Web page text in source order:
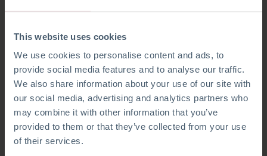
This website uses cookies
We use cookies to personalise content and ads, to
provide social media features and to analyse our traffic.
We also share information about your use of our site with
our social media, advertising and analytics partners who
may combine it with other information that you’ve
provided to them or that they’ve collected from your use
of their services.